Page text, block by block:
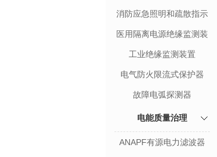
消防应急照明和疏散指示
医用隔离电源绝缘监测装
置
工业绝缘监测装置
电气防火限流式保护器
故障电弧探测器
电能质量治理
ANAPF有源电力滤波器